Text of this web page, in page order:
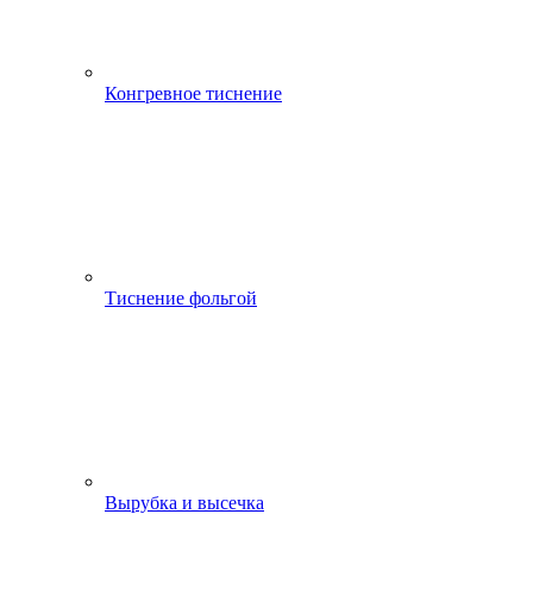
Конгревное тиснение
Тиснение фольгой
Вырубка и высечка